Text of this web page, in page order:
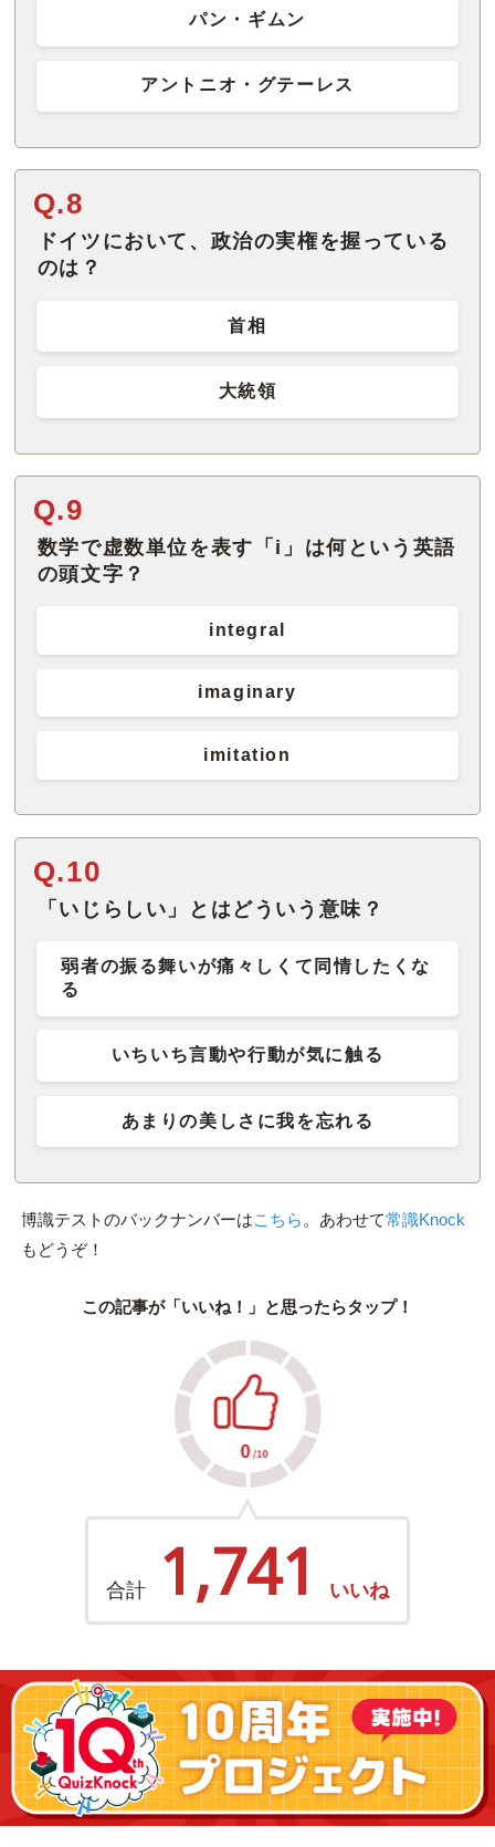
パン・ギムン
アントニオ・グテーレス
Q.8
ドイツにおいて、政治の実権を握っている
のは？
首相
大統領
Q.9
数学で虚数単位を表す「i」は何という英語
の頭文字？
integral
imaginary
imitation
Q.10
「いじらしい」とはどういう意味？
弱者の振る舞いが痛々しくて同情したくな
る
いちいち言動や行動が気に触る
あまりの美しさに我を忘れる
博識テストのバックナンバーはこちら。あわせて常識Knock
もどうぞ！
この記事が「いいね！」と思ったらタップ！
合計 1,741 いいね